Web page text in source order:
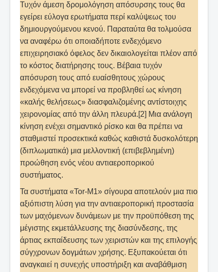
Τυχόν άμεση δρομολόγηση απόσυρσης τους θα
εγείρει εύλογα ερωτήματα περί καλύψεως του
δημιουργούμενου κενού. Παραταύτα θα τολμούσα
να αναφέρω ότι οποιαδήποτε ενδεχόμενο
επιχειρησιακό όφελος δεν δικαιολογείται πλέον από
το κόστος διατήρησης τους. Βέβαια τυχόν
απόσυρση τους από ευαίσθητους χώρους
ενδεχόμενα να μπορεί να προβληθεί ως κίνηση
«καλής θελήσεως» διασφαλιζομένης αντίστοιχης
χειρονομίας από την άλλη πλευρά.[2] Μια ανάλογη
κίνηση ενέχει σημαντικό ρίσκο και θα πρέπει να
σταθμιστεί προσεκτικά καθώς καθιστά δυσκολότερη
(διπλωματικά) μια μελλοντική (επιβεβλημένη)
προώθηση ενός νέου αντιαεροπορικού
συστήματος.
Τα συστήματα «Tor-M1» σίγουρα αποτελούν μια πιο
αξιόπιστη λύση για την αντιαεροπορική προστασία
των μαχόμενων δυνάμεων με την προϋπόθεση της
μέγιστης εκμετάλλευσης της διασύνδεσης, της
άρτιας εκπαίδευσης των χειριστών και της επιλογής
σύγχρονων δογμάτων χρήσης. Εξυπακούεται ότι
αναγκαιεί η συνεχής υποστήριξη και αναβάθμιση